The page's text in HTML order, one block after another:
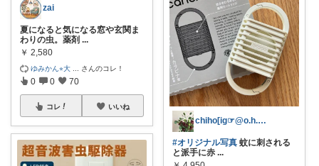
zai
夏になると気になる窓や玄関ま
わりの虫。薬剤 ...
￥ 2,580
ゆみかん⭐︎大 さんのコレ！
0 0 70
コレ いいね
chiho[ig☞@o.h.i.h.c]
#オリジナル写真 蚊に刺される
と派手に赤 ...